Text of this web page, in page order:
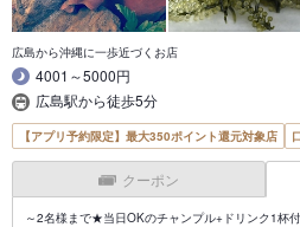
広島から沖縄に一歩近づくお店
4001～5000円
広島駅から徒歩5分
【アプリ予約限定】最大350ポイント還元対象店
クーポン
～2名様まで★当日OKのチャンプル+ドリンク1杯